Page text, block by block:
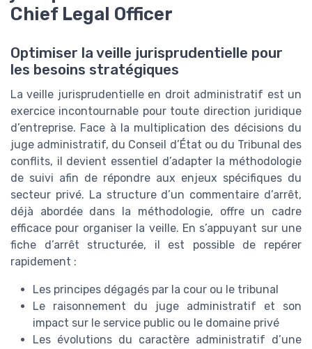
Chief Legal Officer
Optimiser la veille jurisprudentielle pour
les besoins stratégiques
La veille jurisprudentielle en droit administratif est un
exercice incontournable pour toute direction juridique
d’entreprise. Face à la multiplication des décisions du
juge administratif, du Conseil d’État ou du Tribunal des
conflits, il devient essentiel d’adapter la méthodologie
de suivi afin de répondre aux enjeux spécifiques du
secteur privé. La structure d’un commentaire d’arrêt,
déjà abordée dans la méthodologie, offre un cadre
efficace pour organiser la veille. En s’appuyant sur une
fiche d’arrêt structurée, il est possible de repérer
rapidement :
Les principes dégagés par la cour ou le tribunal
Le raisonnement du juge administratif et son
impact sur le service public ou le domaine privé
Les évolutions du caractère administratif d’une